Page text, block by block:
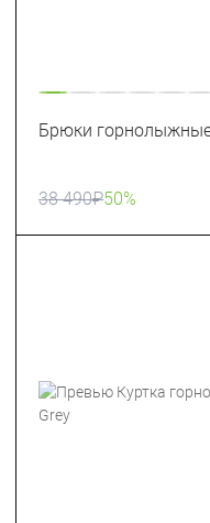
Брюки горнолыжные
38 490₽50%